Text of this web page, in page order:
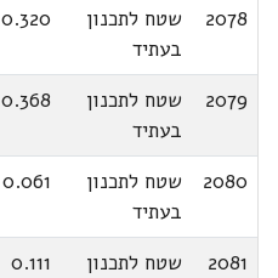
2078
שטח לתכנון
בעתיד
0.320
2079
שטח לתכנון
בעתיד
0.368
2080
שטח לתכנון
בעתיד
0.061
2081
שטח לתכנון
0.111